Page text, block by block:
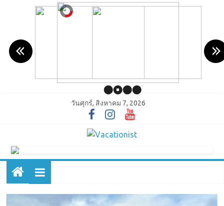
วันศุกร์, สิงหาคม 7, 2026